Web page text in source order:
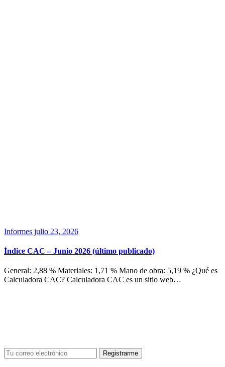
Informes julio 23, 2026
Índice CAC – Junio 2026 (último publicado)
General: 2,88 % Materiales: 1,71 % Mano de obra: 5,19 % ¿Qué es
Calculadora CAC? Calculadora CAC es un sitio web…